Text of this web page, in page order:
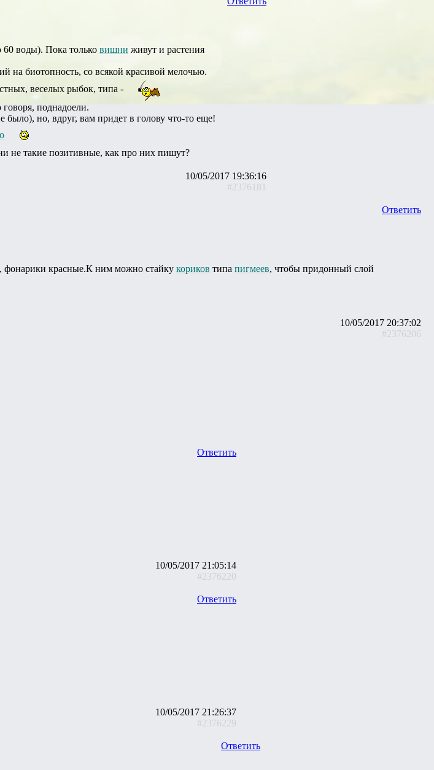
60 воды). Пока только вишни живут и растения
на биотопность, со всякой красивой мелочью.
веселых рыбок, типа -
поднадоели.
было), но, вдруг, вам придет в голову что-то еще!
не такие позитивные, как про них пишут?
10/05/2017 19:36:16
#2376181
Ответить
фонарики красные.К ним можно стайку кориков типа пигмеев, чтобы придонный слой
10/05/2017 20:37:02
#2376206
Ответить
10/05/2017 21:05:14
#2376220
Ответить
10/05/2017 21:26:37
#2376229
Ответить